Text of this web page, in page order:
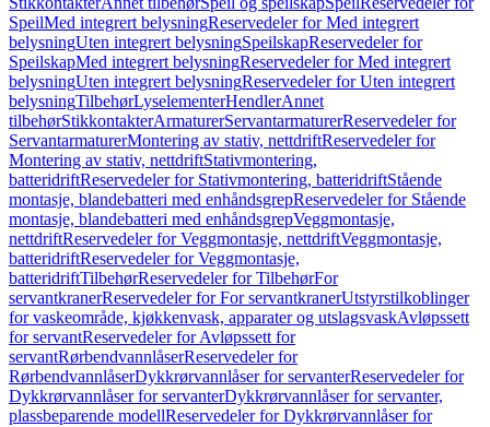
SpeilMed integrert belysningReservedeler for Med integrert
belysningUten integrert belysningSpeilskapReservedeler for
SpeilskapMed integrert belysningReservedeler for Med integrert
belysningUten integrert belysningReservedeler for Uten integrert
belysningTilbehørLyselementerHendlerAnnet
tilbehørStikkontakterArmaturerServantarmaturerReservedeler for
ServantarmaturerMontering av stativ, nettdriftReservedeler for
Montering av stativ, nettdriftStativmontering,
batteridriftReservedeler for Stativmontering, batteridriftStående
montasje, blandebatteri med enhåndsgrepReservedeler for Stående
montasje, blandebatteri med enhåndsgrepVeggmontasje,
nettdriftReservedeler for Veggmontasje, nettdriftVeggmontasje,
batteridriftReservedeler for Veggmontasje,
batteridriftTilbehørReservedeler for TilbehørFor
servantkranerReservedeler for For servantkranerUtstyrstilkoblinger
for vaskeområde, kjøkkenvask, apparater og utslagsvaskAvløpssett
for servantReservedeler for Avløpssett for
servantRørbendvannlåserReservedeler for
RørbendvannlåserDykkrørvannlåser for servanterReservedeler for
Dykkrørvannlåser for servanterDykkrørvannlåser for servanter,
plassbeparende modellReservedeler for Dykkrørvannlåser for